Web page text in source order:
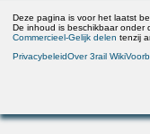
Deze pagina is voor het laatst
De inhoud is beschikbaar onder
Commercieel-Gelijk delen tenzij
PrivacybeleidOver 3rail Wiki